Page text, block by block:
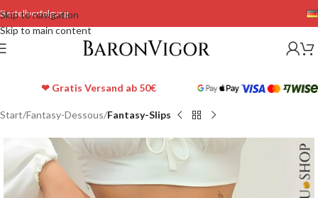
Skip to navigation
Skip to main content
Bestellverfolgung
❤ Gratis Versand ab 50€
Start Fantasy-Dessous Fantasy-Slips